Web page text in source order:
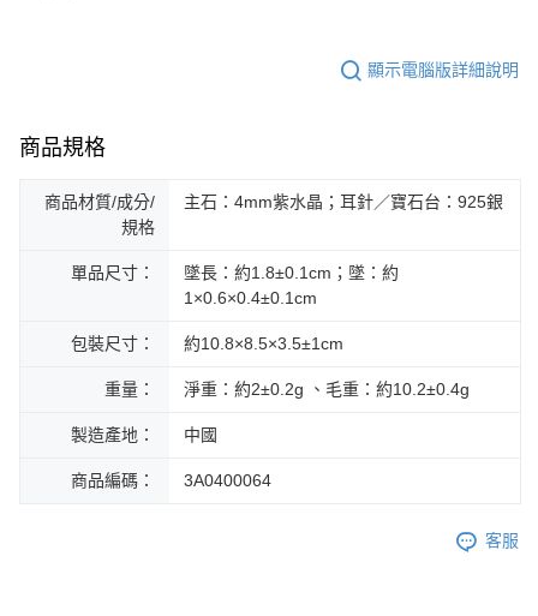
顯示電腦版詳細說明
商品規格
商品材質/成分/
規格
主石：4mm紫水晶；耳針／寶石台：925銀
單品尺寸：
墜長：約1.8±0.1cm；墜：約
1×0.6×0.4±0.1cm
包裝尺寸： 約10.8×8.5×3.5±1cm
重量： 淨重：約2±0.2g 、毛重：約10.2±0.4g
製造產地： 中國
商品編碼： 3A0400064
客服